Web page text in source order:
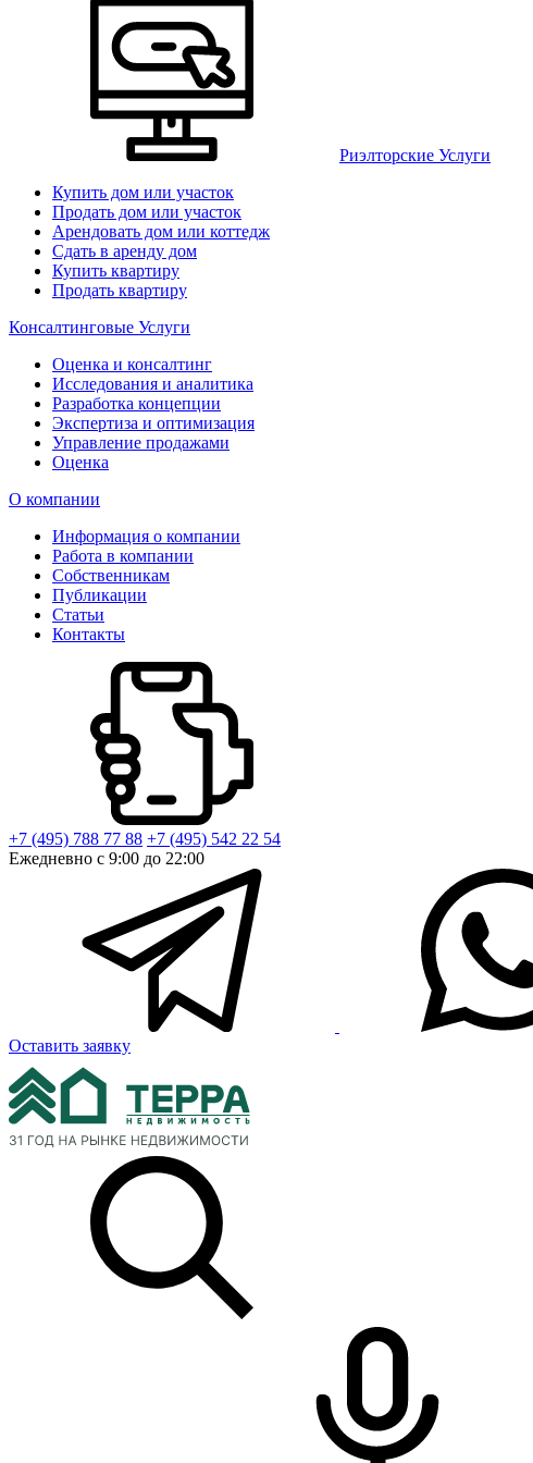
Риэлторские Услуги
Купить дом или участок
Продать дом или участок
Арендовать дом или коттедж
Сдать в аренду дом
Купить квартиру
Продать квартиру
Консалтинговые Услуги
Оценка и консалтинг
Исследования и аналитика
Разработка концепции
Экспертиза и оптимизация
Управление продажами
Оценка
О компании
Информация о компании
Работа в компании
Собственникам
Публикации
Статьи
Контакты
+7 (495) 788 77 88 +7 (495) 542 22 54
Ежедневно с 9:00 до 22:00
Оставить заявку